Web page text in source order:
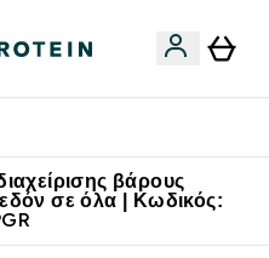
βάρους
σε όλα | Κωδικός: